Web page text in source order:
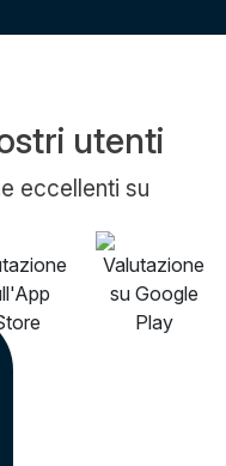
utenti
eccellenti su